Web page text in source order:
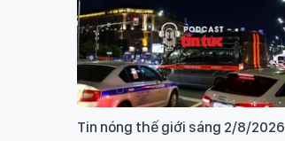
Tin nóng thế giới sáng 2/8/2026